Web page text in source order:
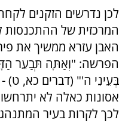
לכן נדרשים הזקנים
המרכזית של ההתכנסות
האבן עזרא ממשיך את
הפרשה: "וְאַתָּה תְּבַעֵר
בְּעֵינֵי ה'" (דברים כא,
אסונות כאלה לא
לכך לקרות בעיר